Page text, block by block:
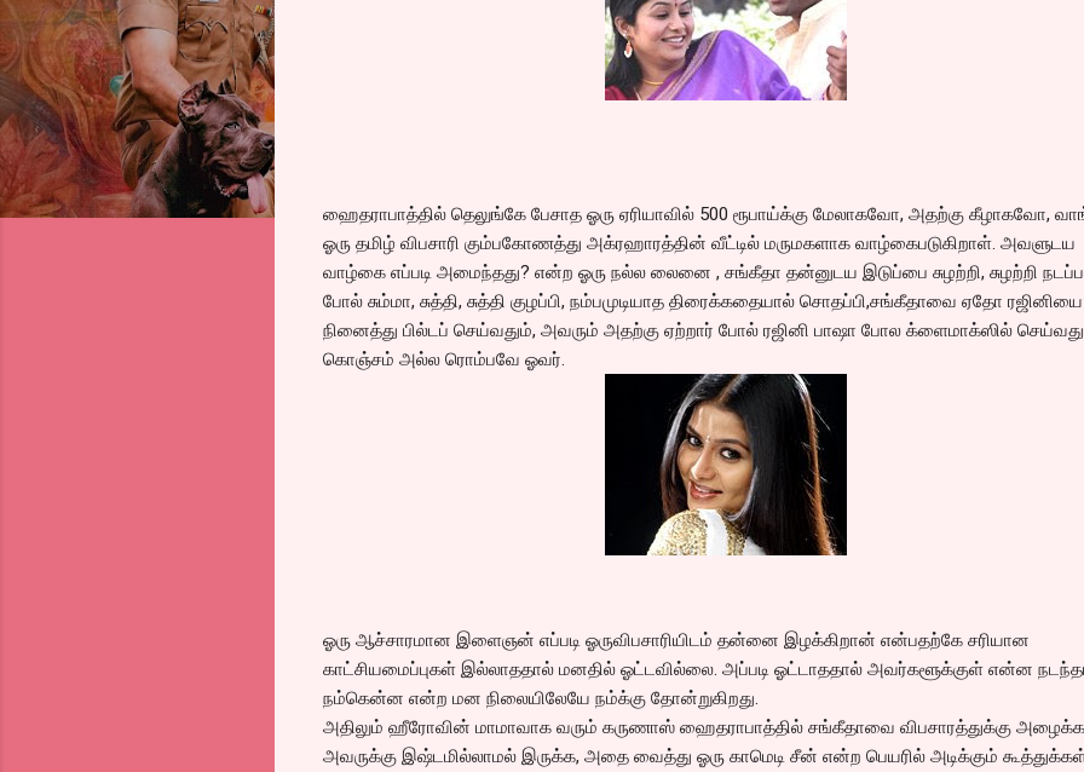
ஹைதராபாத்தில் தெலுங்கே பேசாத ஓரு ஏரியாவில் 500 ரூபாய்க்கு மேலாகவோ, அதற்கு கீழாகவோ,
ஓரு தமிழ் விபசாரி கும்பகோணத்து அக்ரஹாரத்தின் வீட்டில் மருமகளாக வாழ்கைபடுகிறாள். அவளுடய
வாழ்கை எப்படி அமைந்தது? என்ற ஓரு நல்ல லைனை , சங்கீதா தன்னுடய இடுப்பை சுழற்றி, சுழற்றி
போல் சும்மா, சுத்தி, சுத்தி குழப்பி, நம்பமுடியாத திரைக்கதையால் சொதப்பி,சங்கீதாவை ஏதோ
நினைத்து பில்டப் செய்வதும், அவரும் அதற்கு ஏற்றார் போல் ரஜினி பாஷா போல க்ளைமாக்ஸில்
கொஞ்சம் அல்ல ரொம்பவே ஓவர்.
ஓரு ஆச்சாரமான இளைஞன் எப்படி ஓருவிபசாரியிடம் தன்னை இழக்கிறான் என்பதற்கே சரியான
காட்சியமைப்புகள் இல்லாததால் மனதில் ஓட்டவில்லை. அப்படி ஓட்டாததால் அவர்களூக்குள் என்ன
நம்கென்ன என்ற மன நிலையிலேயே நம்க்கு தோன்றுகிறது.
அதிலும் ஹீரோவின் மாமாவாக வரும் கருணாஸ் ஹைதராபாத்தில் சங்கீதாவை விபசாரத்துக்கு அழைக்க
அவருக்கு இஷ்டமில்லாமல் இருக்க, அதை வைத்து ஓரு காமெடி சீன் என்ற பெயரில் அடிக்கும்